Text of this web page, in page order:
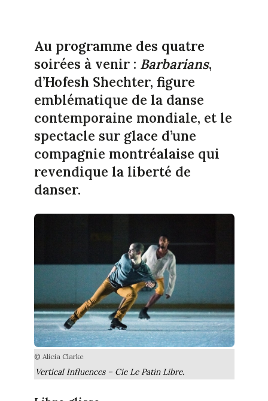
Au programme des quatre
soirées à venir : Barbarians,
d’Hofesh Shechter, figure
emblématique de la danse
contemporaine mondiale, et le
spectacle sur glace d’une
compagnie montréalaise qui
revendique la liberté de
danser.
© Alicia Clarke
Vertical Influences – Cie Le Patin Libre.